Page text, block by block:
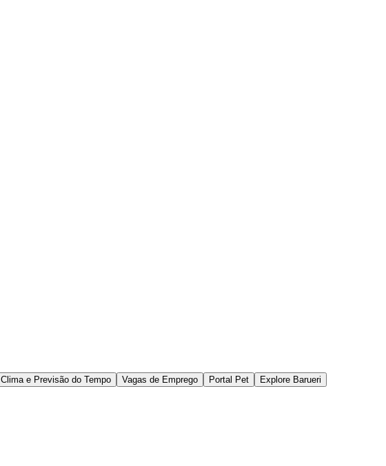
Clima e Previsão do Tempo Vagas de Emprego Portal Pet
Explore Barueri